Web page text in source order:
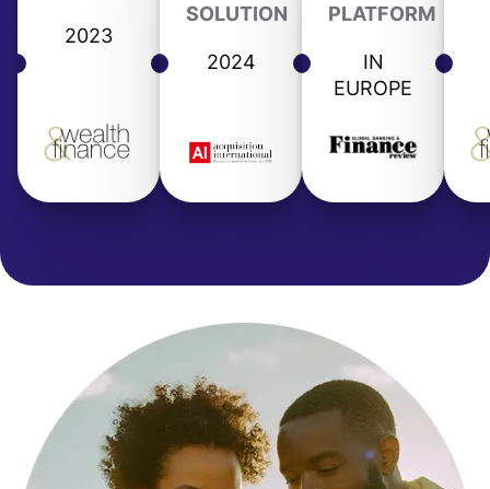
2023
SOLUTION
2024
PLATFORM
IN
EUROPE